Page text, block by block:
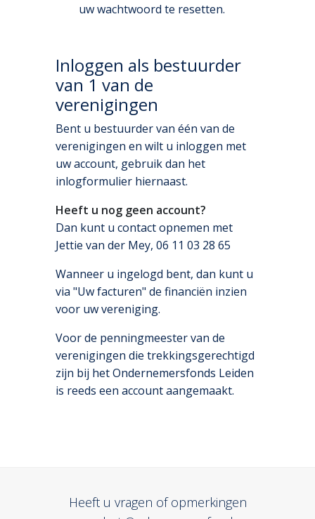
uw wachtwoord te resetten.
Inloggen als bestuurder
van 1 van de
verenigingen
Bent u bestuurder van één van de
verenigingen en wilt u inloggen met
uw account, gebruik dan het
inlogformulier hiernaast.
Heeft u nog geen account?
Dan kunt u contact opnemen met
Jettie van der Mey, 06 11 03 28 65
Wanneer u ingelogd bent, dan kunt u
via "Uw facturen" de financiën inzien
voor uw vereniging.
Voor de penningmeester van de
verenigingen die trekkingsgerechtigd
zijn bij het Ondernemersfonds Leiden
is reeds een account aangemaakt.
Heeft u vragen of opmerkingen